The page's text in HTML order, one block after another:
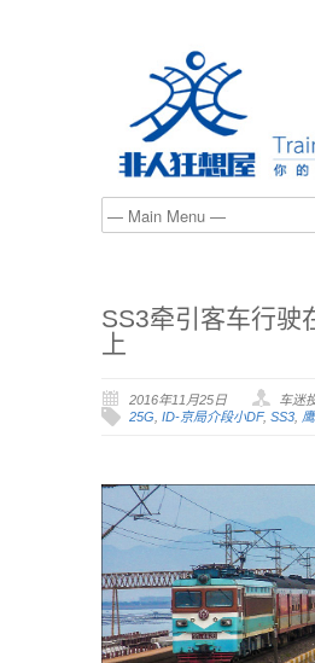
SS3牵引客车行驶
上
2016年11月25日
车迷
25G, ID-京局介段小DF, SS3,